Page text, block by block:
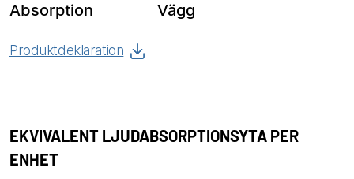
Absorption Vägg
Produktdeklaration
EKVIVALENT LJUDABSORPTIONSYTA PER
ENHET